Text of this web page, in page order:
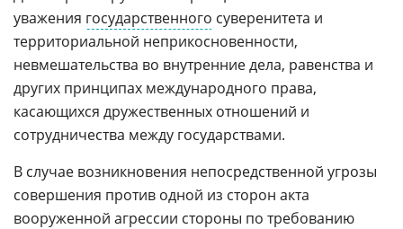
уважения государственного суверенитета и
территориальной неприкосновенности,
невмешательства во внутренние дела, равенства и
других принципах международного права,
касающихся дружественных отношений и
сотрудничества между государствами.
В случае возникновения непосредственной угрозы
совершения против одной из сторон акта
вооруженной агрессии стороны по требованию